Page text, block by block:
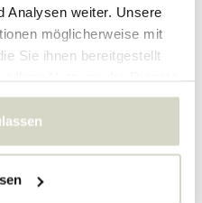
Analysen weiter. Unsere
möglicherweise mit
Sie ihnen bereitgestellt
von 23 cm und eine Höhe
62 cm